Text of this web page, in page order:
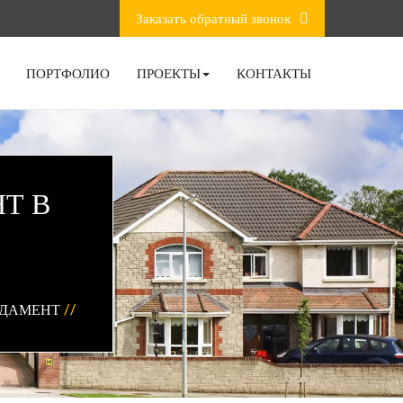
Заказать обратный звонок
ПОРТФОЛИО ПРОЕКТЫ КОНТАКТЫ
В
//